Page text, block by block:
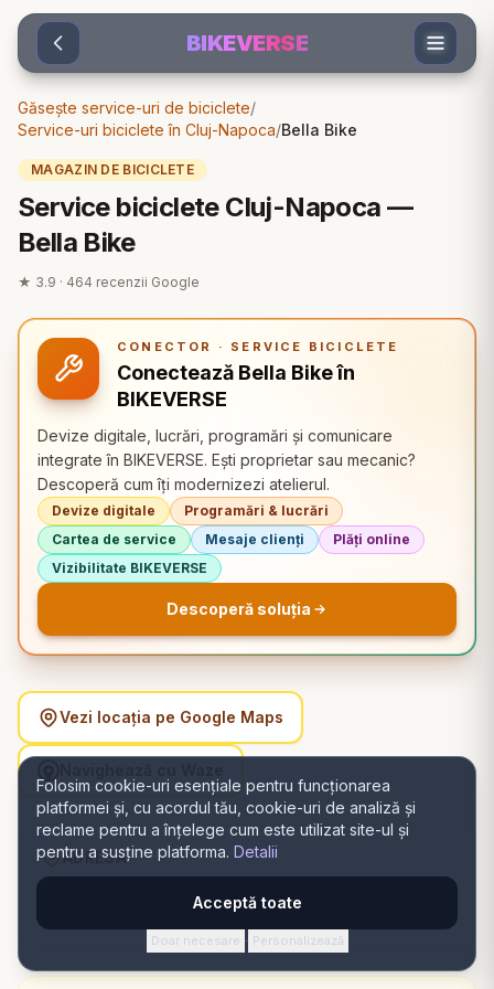
Sari la conținut
Folosim cookie-uri esențiale pentru funcționarea
platformei și, cu acordul tău, cookie-uri de analiză și
reclame pentru a înțelege cum este utilizat site-ul și
pentru a susține platforma. Detalii
Acceptă toate
Doar necesare · Personalizează
BIKEVERSE
Găsește service-uri de biciclete/
Service-uri biciclete în Cluj-Napoca/Bella Bike
MAGAZIN DE BICICLETE
Service biciclete Cluj-Napoca —
Bella Bike
★ 3.9 · 464 recenzii Google
CONECTOR · SERVICE BICICLETE
Conectează Bella Bike în
BIKEVERSE
Devize digitale, lucrări, programări și comunicare
integrate în BIKEVERSE. Ești proprietar sau mecanic?
Descoperă cum îți modernizezi atelierul.
Devize digitale
Programări & lucrări
Cartea de service
Mesaje clienți
Plăți online
Vizibilitate BIKEVERSE
Descoperă soluția
Vezi locația pe Google Maps
ADRESĂ
Strada Teodor Mihali 50, 400591 Cluj-Napoca, România,